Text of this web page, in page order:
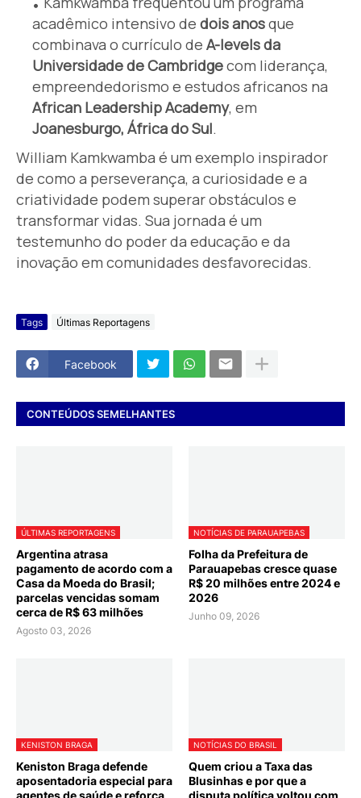
acadêmico intensivo de dois anosque
combinava o currículo de A-levels da
Universidade de Cambridgecom liderança,
empreendedorismo e estudos africanos na
African Leadership Academy, em
Joanesburgo, África do Sul.
William Kamkwamba é um exemplo inspirador
de como a perseverança, a curiosidade e a
criatividade podem superar obstáculos e
transformar vidas. Sua jornada é um
testemunho do poder da educação e da
inovação em comunidades desfavorecidas.
Tags Últimas Reportagens
Facebook
CONTEÚDOS SEMELHANTES
ÚLTIMAS REPORTAGENS
Argentina atrasa
pagamento de acordo com a
Casa da Moeda do Brasil;
parcelas vencidas somam
cerca de R$ 63 milhões
Agosto 03, 2026
NOTÍCIAS DE PARAUAPEBAS
Folha da Prefeitura de
Parauapebas cresce quase
R$ 20 milhões entre 2024 e
2026
Junho 09, 2026
KENISTON BRAGA
Keniston Braga defende
aposentadoria especial para
NOTÍCIAS DO BRASIL
Quem criou a Taxa das
Blusinhas e por que a